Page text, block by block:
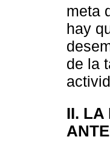
meta
hay
de la
II. LA